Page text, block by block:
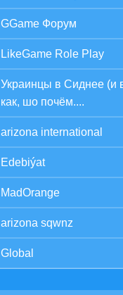
GGame Форум
LikeGame Role Play
Украинцы в Сиднее (и
как, шо почём....
arizona international
Edebiýat
MadOrange
arizona sqwnz
Global